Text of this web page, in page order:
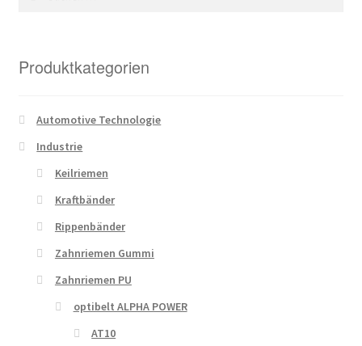
Produktkategorien
Automotive Technologie
Industrie
Keilriemen
Kraftbänder
Rippenbänder
Zahnriemen Gummi
Zahnriemen PU
optibelt ALPHA POWER
AT10